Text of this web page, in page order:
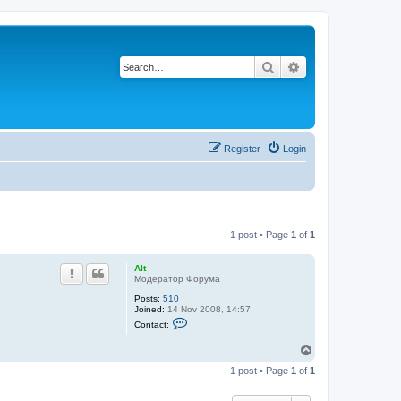
Search
Login
Register
1 post • Page 1 of 1
Alt
Модератор Форума
Posts: 510
Joined: 14 Nov 2008, 14:57
Contact:
a
p
1 post • Page 1 of 1